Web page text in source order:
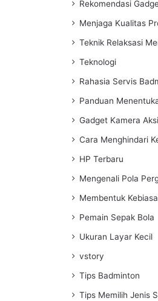
Rekomendasi
Menjaga Kualitas
Teknik Relaksasi
Teknologi
Rahasia Servis
Panduan
Gadget Kamera Aksi
Cara Menghindari
HP Terbaru
Mengenali Pola
Membentuk
Pemain Sepak Bola
Ukuran Layar Kecil
vstory
Tips Badminton
Tips Memilih Jenis